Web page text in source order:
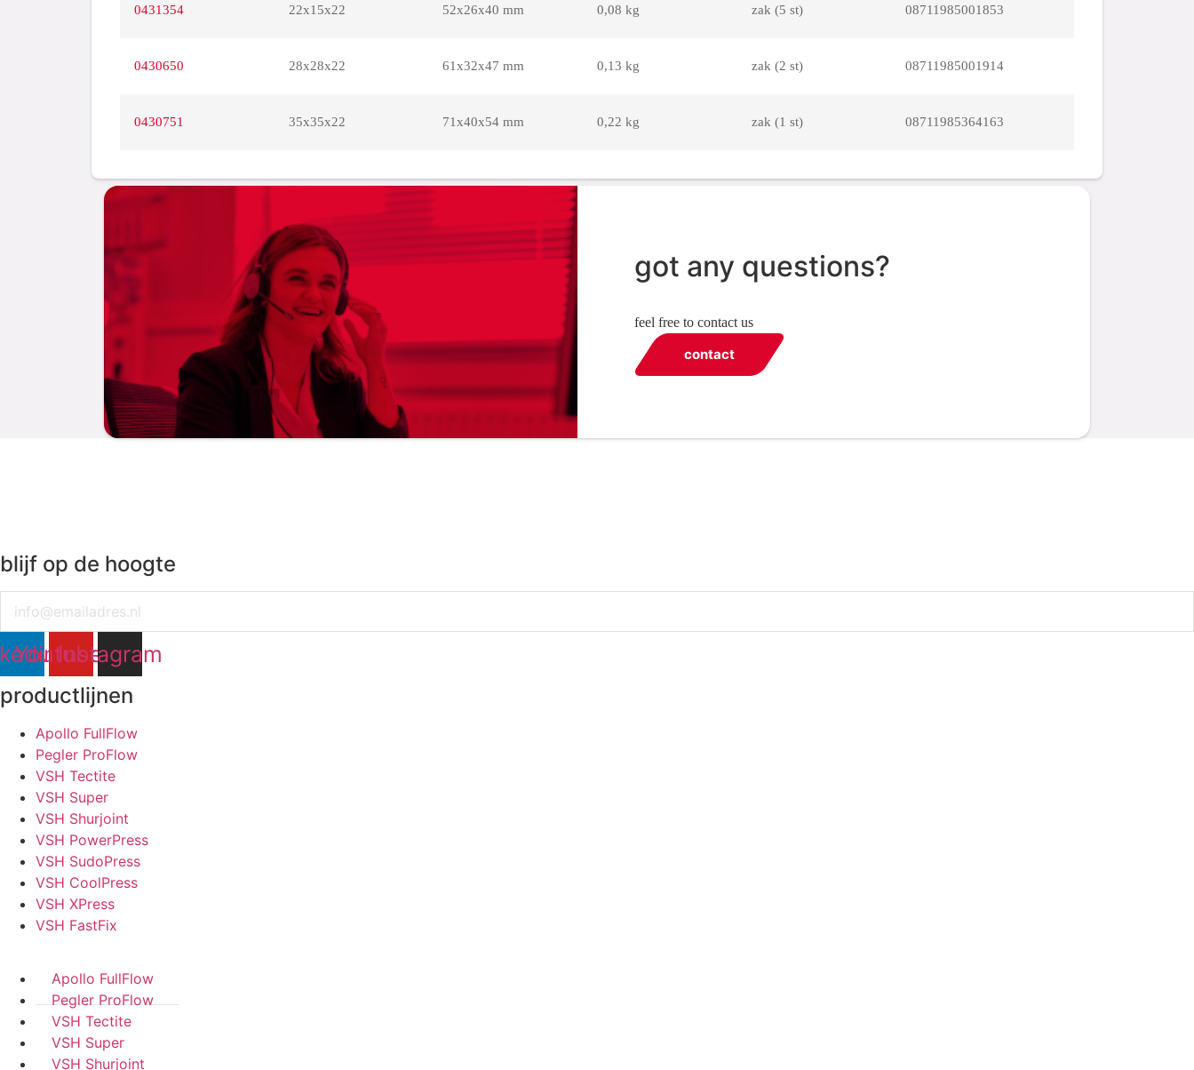
0431354 22x15x22 52x26x40 mm 0,08 kg zak (5 st) 08711985001853
0430650 28x28x22 61x32x47 mm 0,13 kg zak (2 st) 08711985001914
0430751 35x35x22 71x40x54 mm 0,22 kg zak (1 st) 08711985364163
got any questions?
feel free to contact us
contact
blijf op de hoogte
YoutubeInstagram
productlijnen
Apollo FullFlow
Pegler ProFlow
VSH Tectite
VSH Super
VSH Shurjoint
VSH PowerPress
VSH SudoPress
VSH CoolPress
VSH XPress
VSH FastFix
Apollo FullFlow
Pegler ProFlow
VSH Tectite
VSH Super
VSH Shurjoint